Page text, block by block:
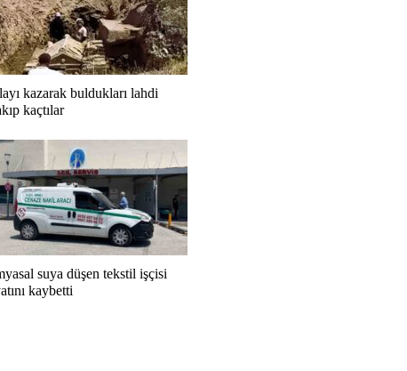
kazarak buldukları lahdi
kaçtılar
suya düşen tekstil işçisi
kaybetti